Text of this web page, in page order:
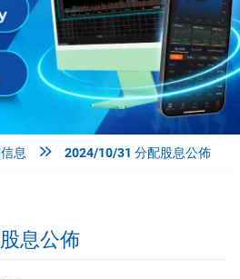
息  2024/10/31 分配股息公佈
息公佈